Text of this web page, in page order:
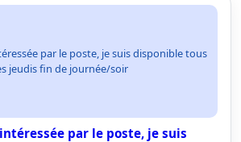
par le poste, je suis disponible tous
jeudis fin de journée/soir
par le poste, je suis